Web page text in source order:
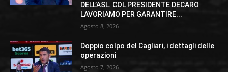
DELL’ASL. COL PRESIDENTE DECARO
LAVORIAMO PER GARANTIRE...
Agosto 8, 2026
Doppio colpo del Cagliari, i dettagli delle
operazioni
Agosto 7, 2026